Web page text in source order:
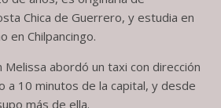
Chica de Guerrero, y estudia en
en Chilpancingo.
Melissa abordó un taxi con dirección
a 10 minutos de la capital, y desde
más de ella.